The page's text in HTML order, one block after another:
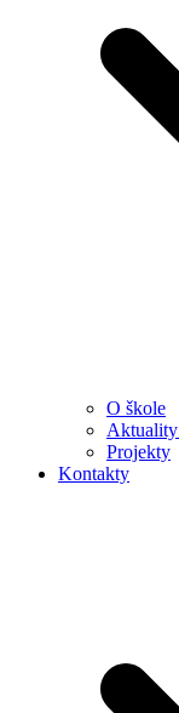
O škole
Projekty
Kontakty